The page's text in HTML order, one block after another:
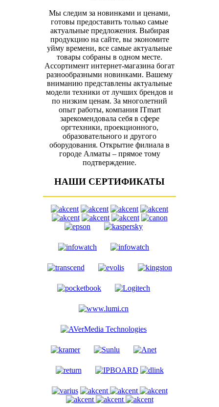
Мы следим за новинками и ценами,
готовы предоставить только самые
актуальные предложения. Выбирая
продукцию на сайте, вы экономите
уйму времени, все самые актуальные
товары собраны в одном месте.
Ассортимент интернет-магазина богат
разнообразными новинками. Вашему
вниманию представлены актуальные
модели техники от лучших брендов и
по низким ценам. За многолетний
опыт работы, компания ITmart
зарекомендовала себя в сфере
оргтехники, проекционного,
образовательного и другого
оборудования. Открытие филиала в
городе Алматы – прямое тому
подтверждение.
НАШИ СЕРТИФИКАТЫ